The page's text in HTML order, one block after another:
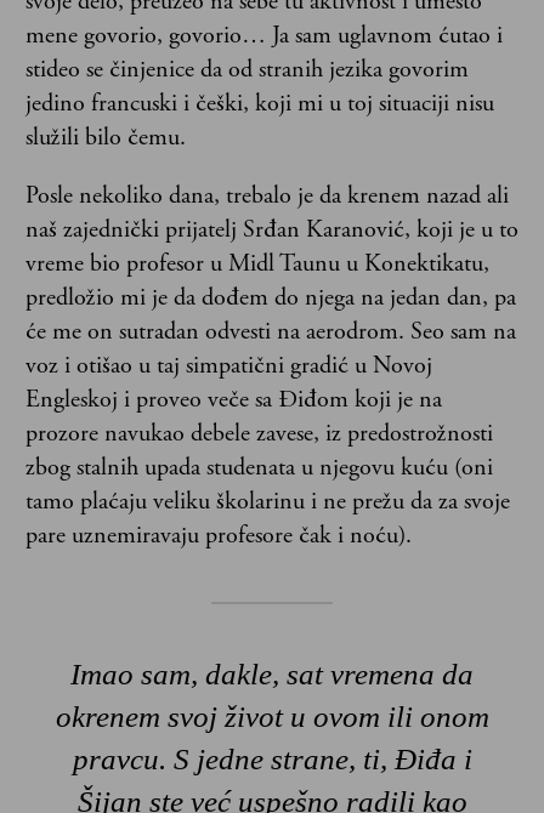
mene govorio, govorio… Ja sam uglavnom ćutao i
stideo se činjenice da od stranih jezika govorim
jedino francuski i češki, koji mi u toj situaciji nisu
služili bilo čemu.
Posle nekoliko dana, trebalo je da krenem nazad ali
naš zajednički prijatelj Srđan Karanović, koji je u to
vreme bio profesor u Midl Taunu u Konektikatu,
predložio mi je da dođem do njega na jedan dan, pa
će me on sutradan odvesti na aerodrom. Seo sam na
voz i otišao u taj simpatični gradić u Novoj
Engleskoj i proveo veče sa Điđom koji je na
prozore navukao debele zavese, iz predostrožnosti
zbog stalnih upada studenata u njegovu kuću (oni
tamo plaćaju veliku školarinu i ne prežu da za svoje
pare uznemiravaju profesore čak i noću).
Imao sam, dakle, sat vremena da
okrenem svoj život u ovom ili onom
pravcu. S jedne strane, ti, Điđa i
Šijan ste već uspešno radili kao